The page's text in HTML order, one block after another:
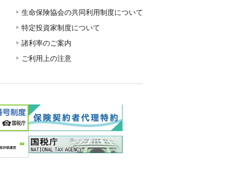
生命保険協会の共同利用制度について
特定投資家制度について
諸利率のご案内
ご利用上の注意